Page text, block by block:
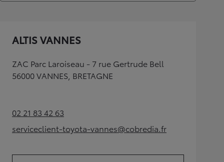
ALTIS VANNES
ZAC Parc Laroiseau - 7 rue Gertrude Bell
56000 VANNES, BRETAGNE
02 21 83 42 63(Opens in new tab)
serviceclient-toyota-vannes@cobredia.fr
(Opens in new tab)